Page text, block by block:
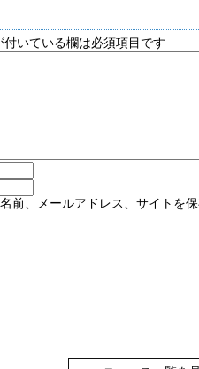
付いている欄は必須項目です
前、メールアドレス、サイトを保